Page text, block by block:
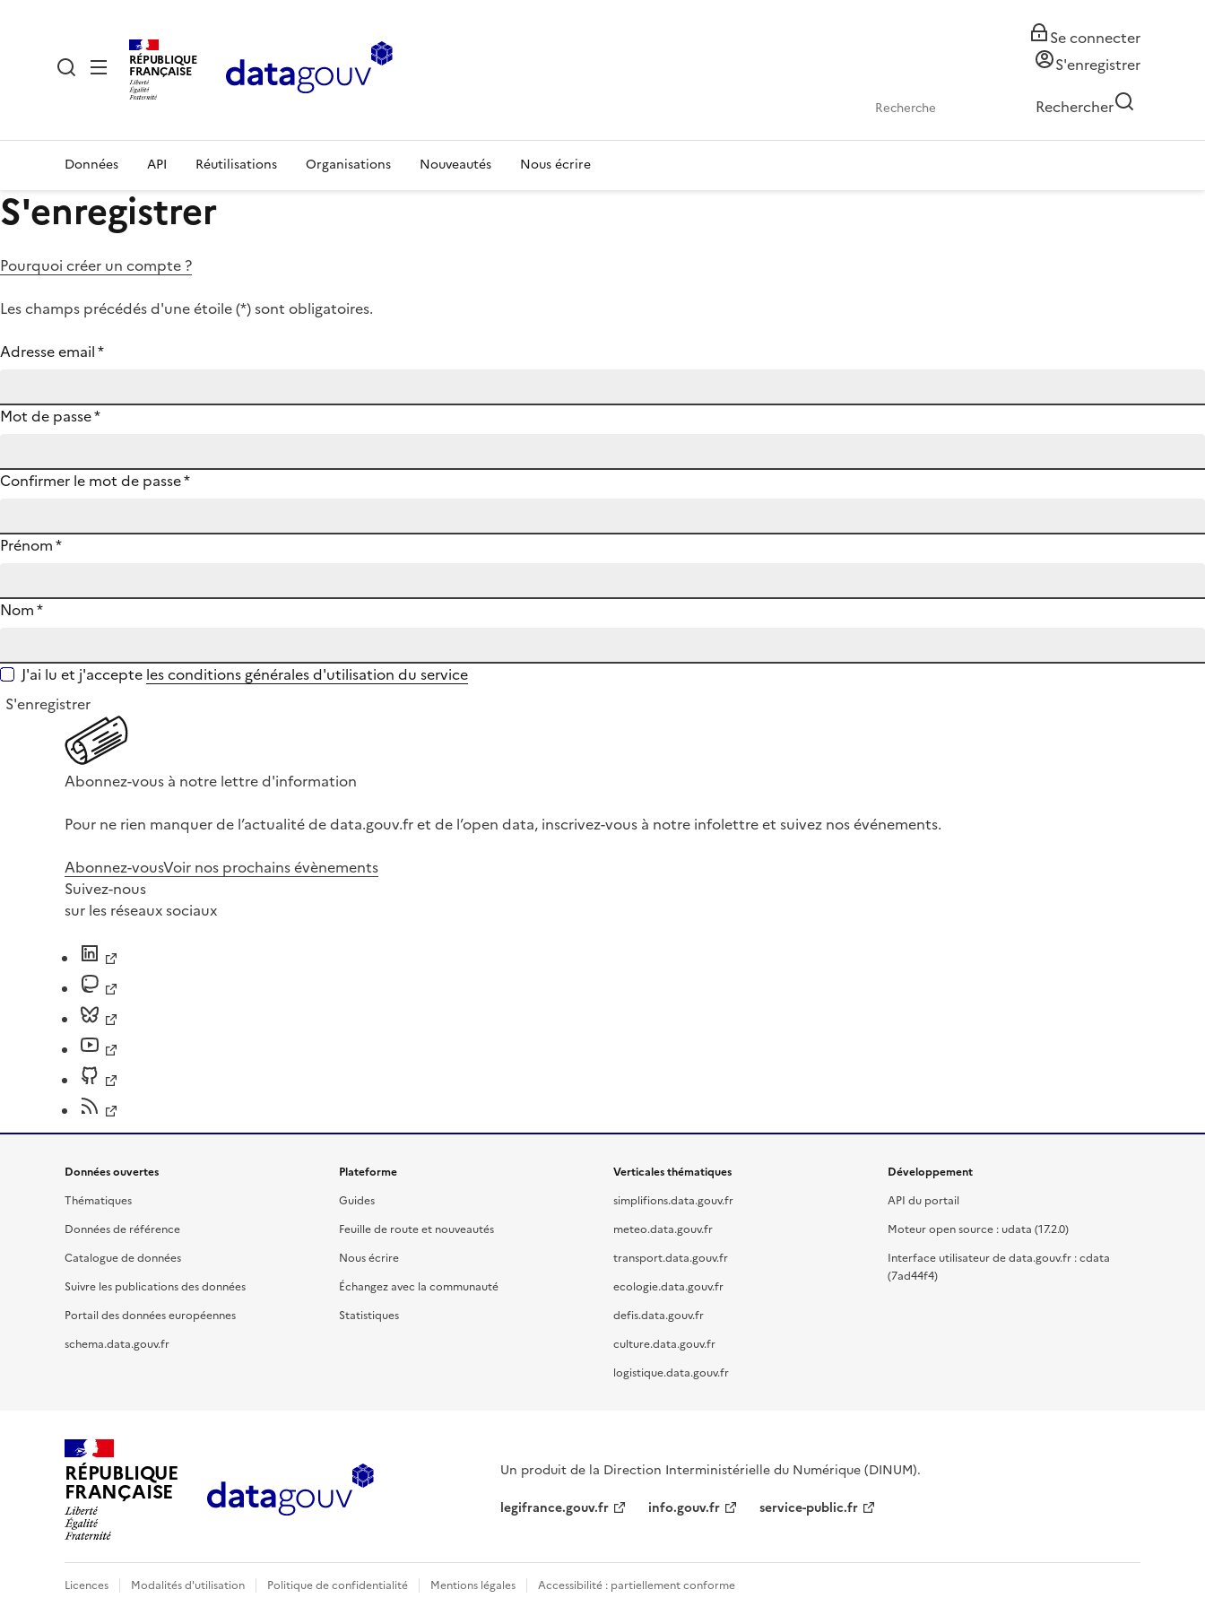
RÉPUBLIQUE
FRANÇAISE
Se connecter
S'enregistrer
Rechercher
Données API Réutilisations Organisations Nouveautés Nous écrire
S'enregistrer
Pourquoi créer un compte ?
Les champs précédés d'une étoile (*) sont obligatoires.
Adresse email*
Mot de passe*
Confirmer le mot de passe*
Prénom*
Nom*
J'ai lu et j'accepte les conditions générales d'utilisation du service
S'enregistrer
Abonnez-vous à notre lettre d'information
Pour ne rien manquer de l’actualité de data.gouv.fr et de l’open data, inscrivez-vous à notre infolettre et suivez nos événements.
Abonnez-vousVoir nos prochains évènements
Suivez-nous
sur les réseaux sociaux
Données ouvertes
Thématiques
Données de référence
Catalogue de données
Suivre les publications des données
Portail des données européennes
schema.data.gouv.fr
Plateforme
Guides
Feuille de route et nouveautés
Nous écrire
Échangez avec la communauté
Statistiques
Verticales thématiques
simplifions.data.gouv.fr
meteo.data.gouv.fr
transport.data.gouv.fr
ecologie.data.gouv.fr
defis.data.gouv.fr
culture.data.gouv.fr
logistique.data.gouv.fr
Développement
API du portail
Moteur open source : udata (17.2.0)
Interface utilisateur de data.gouv.fr : cdata
(7ad44f4)
RÉPUBLIQUE
FRANÇAISE
Un produit de la Direction Interministérielle du Numérique (DINUM).
legifrance.gouv.fr
info.gouv.fr service-public.fr
Licences Modalités d'utilisation Politique de confidentialité Mentions légales Accessibilité : partiellement conforme